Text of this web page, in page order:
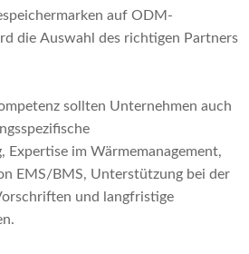
auf ODM-
die Auswahl des richtigen Partners
sollten Unternehmen auch
Expertise im Wärmemanagement,
EMS/BMS, Unterstützung bei der
und langfristige